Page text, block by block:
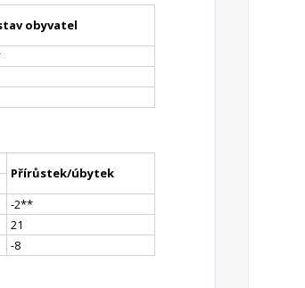
obyvatel
Přírůstek/úbytek
-2**
21
-8